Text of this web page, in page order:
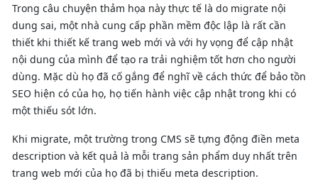
Trong câu chuyện thảm họa này thực tế là do migrate nội
dung sai, một nhà cung cấp phần mềm độc lập là rất cần
thiết khi thiết kế trang web mới và với hy vọng để cập nhật
nội dung của mình để tạo ra trải nghiệm tốt hơn cho người
dùng. Mặc dù họ đã cố gắng để nghĩ về cách thức để bảo tồn
SEO hiện có của họ, họ tiến hành việc cập nhật trong khi có
một thiếu sót lớn.
Khi migrate, một trường trong CMS sẽ tựng động điền meta
description và kết quả là mỗi trang sản phẩm duy nhất trên
trang web mới của họ đã bị thiếu meta description.